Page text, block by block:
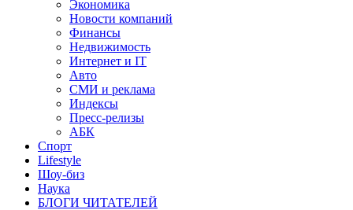
Экономика
Новости компаний
Финансы
Недвижимость
Интернет и IT
Авто
СМИ и реклама
Индексы
Пресс-релизы
АБК
Спорт
Lifestyle
Шоу-биз
Наука
БЛОГИ ЧИТАТЕЛЕЙ